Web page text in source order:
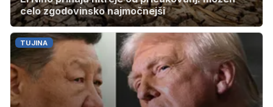
celo zgodovinsko najmočnejši
TUJINA